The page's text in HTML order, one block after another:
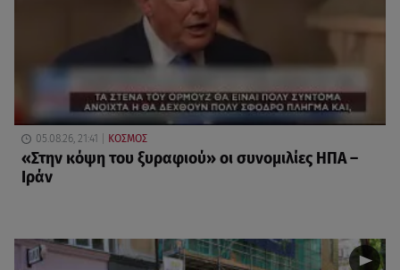
05.08.26, 21:41 ΚΟΣΜΟΣ
«Στην κόψη του ξυραφιού» οι συνομιλίες ΗΠΑ –
Ιράν